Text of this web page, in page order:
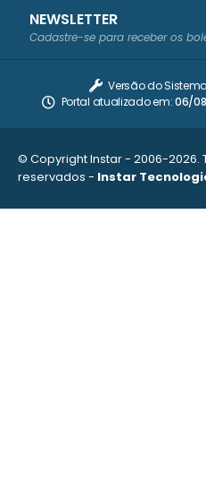
NEWSLETTER
Cadastre-se para receber os
Versão do
Portal atualizado em:06/
© Copyright Instar - 2006-2026.
reservados - Instar